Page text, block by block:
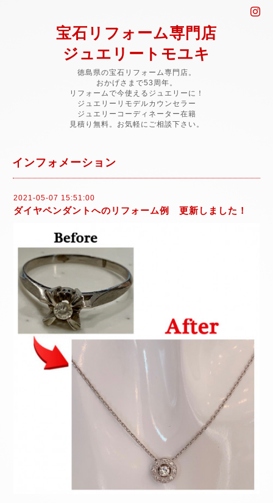
宝石リフォーム専門店
ジュエリートモユキ
徳島県の宝石リフォーム専門店。
おかげさまで53周年。
リフォームで今使えるジュエリーに！
ジュエリーリモデルカウンセラー
ジュエリーコーディネーター在籍
見積り無料。お気軽にご相談下さい。
インフォメーション
2021-05-07 15:51:00
ダイヤペンダントへのリフォーム例 更新しました！